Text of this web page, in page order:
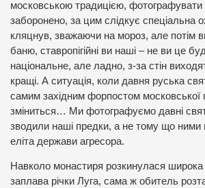
московською традицією, фотографувати
заборонено, за цим слідкує спеціальна
кляцнув, зважаючи на мороз, але потім
баню, ставропігійні ви наші – не ви це
національне, але ладно, з-за стін
кращі. А ситуація, коли давня руська
самим західним форпостом московської
зміниться… Ми фотографуємо давні
зводили наші предки, а не тому що ними
еліта держави агресора.
Навколо монастиря розкинулася
заплава річки Луга, сама ж обитель